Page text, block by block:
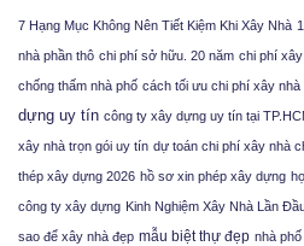
7 Hạng Mục Không Nên Tiết Kiệm Khi Xây Nhà
nhà phần thô chi phí sở hữu. 20 năm chi phí
chống thấm nhà phố cách tối ưu chi phí xây nhà
dựng uy tín công ty xây dựng uy tín tại
xây nhà trọn gói uy tín dự toán chi phí xây nhà
thép xây dựng 2026 hồ sơ xin phép xây dựng
công ty xây dựng Kinh Nghiệm Xây Nhà Lần
sao để xây nhà đẹp mẫu biệt thự đẹp nhà